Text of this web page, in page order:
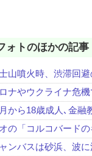
ォトのほかの記事
山噴火時、渋滞回
ナやウクライナ危
から18歳成人､金融
の「コルコバード
ンバスは砂浜、波に